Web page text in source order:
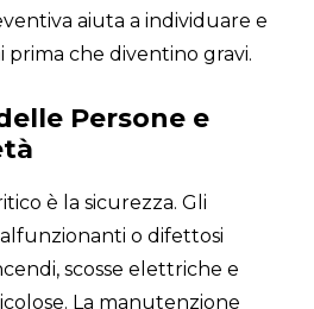
aiuta a individuare e
prima che diventino gravi.
Persone e
è la sicurezza. Gli
o difettosi
scosse elettriche e
La manutenzione